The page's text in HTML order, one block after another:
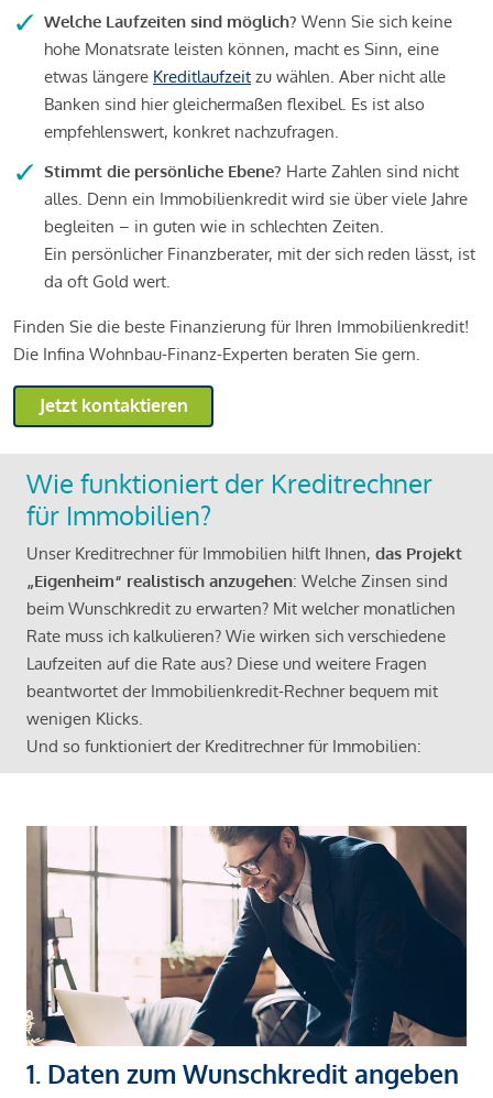
Welche Laufzeiten sind möglich? Wenn Sie sich keine
hohe Monatsrate leisten können, macht es Sinn, eine
etwas längere Kreditlaufzeit zu wählen. Aber nicht alle
Banken sind hier gleichermaßen flexibel. Es ist also
empfehlenswert, konkret nachzufragen.
Stimmt die persönliche Ebene? Harte Zahlen sind nicht
alles. Denn ein Immobilienkredit wird sie über viele Jahre
begleiten – in guten wie in schlechten Zeiten.
Ein persönlicher Finanzberater, mit der sich reden lässt, ist
da oft Gold wert.
Finden Sie die beste Finanzierung für Ihren Immobilienkredit!
Die Infina Wohnbau-Finanz-Experten beraten Sie gern.
Jetzt kontaktieren
Wie funktioniert der Kreditrechner
für Immobilien?
Unser Kreditrechner für Immobilien hilft Ihnen, das Projekt
„Eigenheim“ realistisch anzugehen: Welche Zinsen sind
beim Wunschkredit zu erwarten? Mit welcher monatlichen
Rate muss ich kalkulieren? Wie wirken sich verschiedene
Laufzeiten auf die Rate aus? Diese und weitere Fragen
beantwortet der Immobilienkredit-Rechner bequem mit
wenigen Klicks.
Und so funktioniert der Kreditrechner für Immobilien:
1. Daten zum Wunschkredit angeben